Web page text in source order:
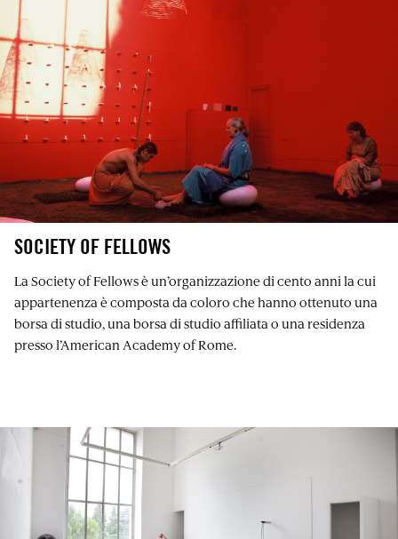
SOCIETY OF FELLOWS
La Society of Fellows è un’organizzazione di cento anni la cui
appartenenza è composta da coloro che hanno ottenuto una
borsa di studio, una borsa di studio affiliata o una residenza
presso l’American Academy of Rome.